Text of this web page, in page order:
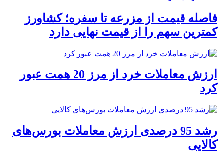
فاصله قیمت از مزرعه تا سفره؛ کشاورز
کمترین سهم را از قیمت نهایی دارد
ارزش معاملات خرد از مرز 20 همت عبور
کرد
رشد 95 درصدی ارزش معاملات بورس‌های
کالایی